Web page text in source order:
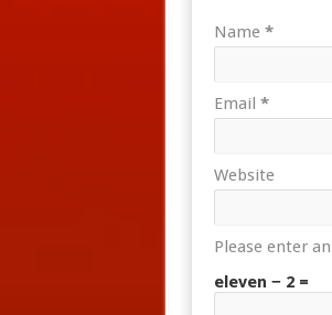
Name *
Email *
Website
Please enter
eleven − 2 =